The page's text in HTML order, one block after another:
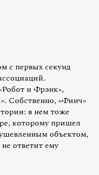
с первых секунд
и Фрэнк»,
Собственно, «Финч»
в нем тоже
которому пришел
объектом,
ответит ему